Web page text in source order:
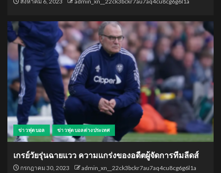
ข่าวฟุตบอล ข่าวฟุตบอลต่างประเทศ
เกรย์วัยรุ่นฉายแวว ความแกร่งของอดีตผู้จัดการทีมลีดส์
กรกฎาคม 30, 2023 admin_xn__22ck3bckr7au7aq4cu8cg6g6l1a